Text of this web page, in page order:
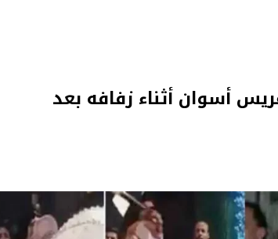
أسوان أثناء زفافه بعد